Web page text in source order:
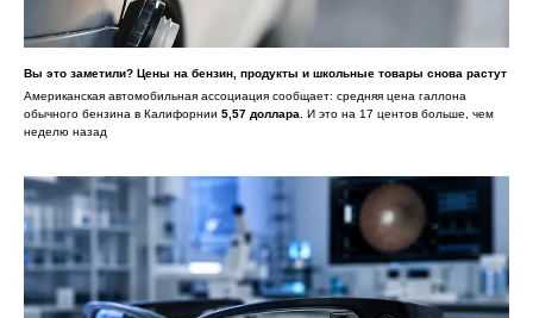
Вы это заметили? Цены на бензин, продукты и школьные товары снова растут
Американская автомобильная ассоциация сообщает: средняя цена галлона
обычного бензина в Калифорнии 5,57 доллара . И это на 17 центов больше, чем
неделю назад